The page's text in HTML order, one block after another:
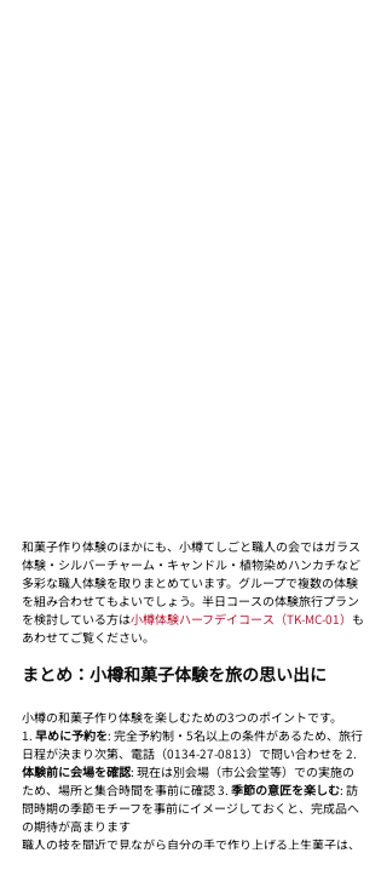
和菓子作り体験のほかにも、小樽てしごと職人の会ではガラス
体験・シルバーチャーム・キャンドル・植物染めハンカチなど
多彩な職人体験を取りまとめています。グループで複数の体験
を組み合わせてもよいでしょう。半日コースの体験旅行プラン
を検討している方は小樽体験ハーフデイコース（TK-MC-01） も
あわせてご覧ください。
まとめ：小樽和菓子体験を旅の思い出に
小樽の和菓子作り体験を楽しむための3つのポイントです。
1. 早めに予約を: 完全予約制・5名以上の条件があるため、旅行
日程が決まり次第、電話（0134-27-0813）で問い合わせを 2.
体験前に会場を確認: 現在は別会場（市公会堂等）での実施の
ため、場所と集合時間を事前に確認 3. 季節の意匠を楽しむ: 訪
問時期の季節モチーフを事前にイメージしておくと、完成品へ
の期待が高まります
職人の技を間近で見ながら自分の手で作り上げる上生菓子は、